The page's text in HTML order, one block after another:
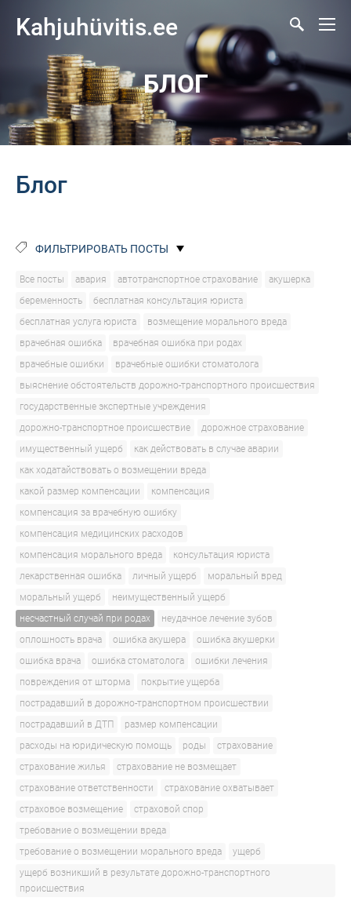
Kahjuhüvitis.ee
БЛОГ
Блог
ФИЛЬТРИРОВАТЬ ПОСТЫ
Все посты авария автотранспортное страхование
акушерка
беременность
бесплатная консультация юриста
бесплатная услуга юриста
возмещение морального вреда
врачебная ошибка
врачебная ошибка при родах
врачебные ошибки
врачебные ошибки стоматолога
выяснение обстоятельств дорожно-транспортного происшествия
государственные экспертные учреждения
дорожно-транспортное происшествие
дорожное страхование
имущественный ущерб
как действовать в случае аварии
как ходатайствовать о возмещении вреда
какой размер компенсации
компенсация
компенсация за врачебную ошибку
компенсация медицинских расходов
компенсация морального вреда
консультация юриста
лекарственная ошибка
личный ущерб
моральный вред
моральный ущерб
неимущественный ущерб
несчастный случай при родах
неудачное лечение зубов
оплошность врача
ошибка акушера
ошибка акушерки
ошибка врача
ошибка стоматолога
ошибки лечения
повреждения от шторма
покрытие ущерба
пострадавший в дорожно-транспортном происшествии
пострадавший в ДТП
размер компенсации
расходы на юридическую помощь
роды
страхование
страхование жилья
страхование не возмещает
страхование ответственности
страхование охватывает
страховое возмещение
страховой спор
требование о возмещении вреда
требование о возмещении морального вреда
ущерб
ущерб возникший в результате дорожно-транспортного
происшествия